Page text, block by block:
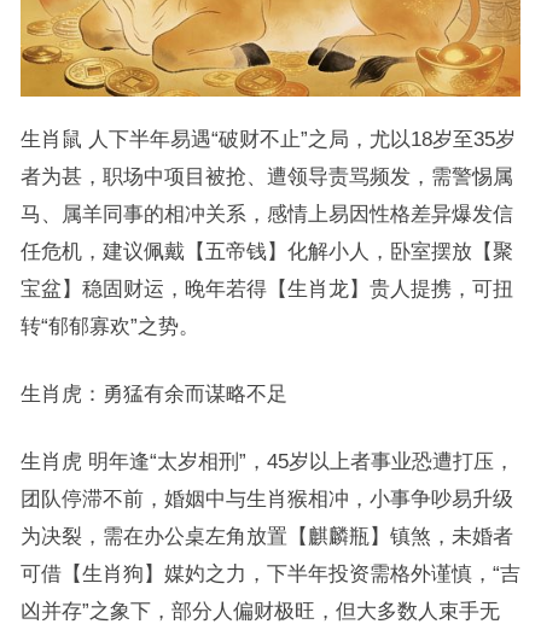
生肖鼠 人下半年易遇“破财不止”之局，尤以18岁至35岁
者为甚，职场中项目被抢、遭领导责骂频发，需警惕属
马、属羊同事的相冲关系，感情上易因性格差异爆发信
任危机，建议佩戴【五帝钱】化解小人，卧室摆放【聚
宝盆】稳固财运，晚年若得【生肖龙】贵人提携，可扭
转“郁郁寡欢”之势。
生肖虎：勇猛有余而谋略不足
生肖虎 明年逢“太岁相刑”，45岁以上者事业恐遭打压，
团队停滞不前，婚姻中与生肖猴相冲，小事争吵易升级
为决裂，需在办公桌左角放置【麒麟瓶】镇煞，未婚者
可借【生肖狗】媒妁之力，下半年投资需格外谨慎，“吉
凶并存”之象下，部分人偏财极旺，但大多数人束手无